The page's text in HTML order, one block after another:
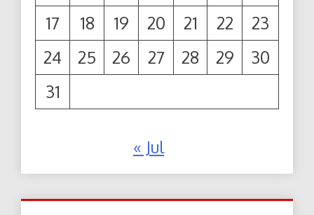
17
18 19 20 21 22
23
24
25 26 27 28 29
30
31
« Jul